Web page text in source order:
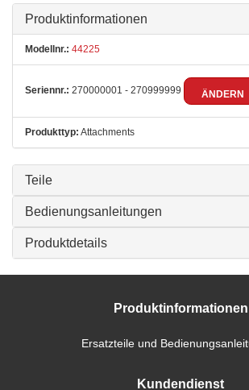
Produktinformationen
Modellnr.: 44225
Seriennr.: 270000001 - 270999999 ÄNDERN
Produkttyp: Attachments
Teile
Bedienungsanleitungen
Produktdetails
Produktinformationen
Ersatzteile und
Kundendienst